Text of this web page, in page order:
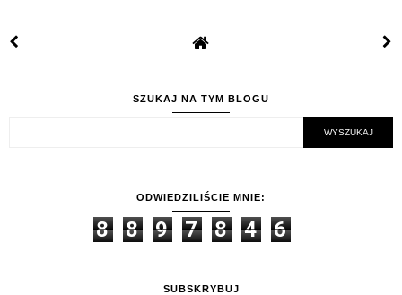
SZUKAJ NA TYM BLOGU
ODWIEDZILIŚCIE MNIE:
8 8 9 7 8 4 6
SUBSKRYBUJ